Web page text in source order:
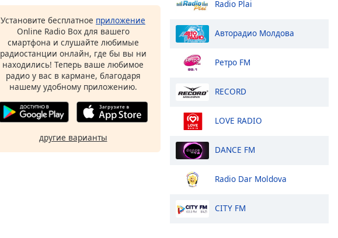
Установите бесплатное приложение
Online Radio Box для вашего
смартфона и слушайте любимые
радиостанции онлайн, где бы вы ни
находились! Теперь ваше любимое
радио у вас в кармане, благодаря
нашему удобному приложению.
другие варианты
Radio Plai
Авторадио Молдова
Ретро FM
RECORD
LOVE RADIO
DANCE FM
Radio Dar Moldova
CITY FM